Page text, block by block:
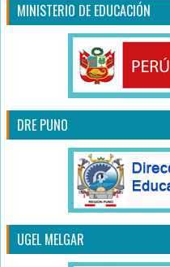
MINISTERIO DE EDUCACIÓN
DRE PUNO
UGEL MELGAR